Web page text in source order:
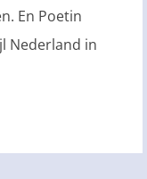
En Poetin
Nederland in